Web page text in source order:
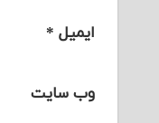
ایمیل *
وب‌ سایت